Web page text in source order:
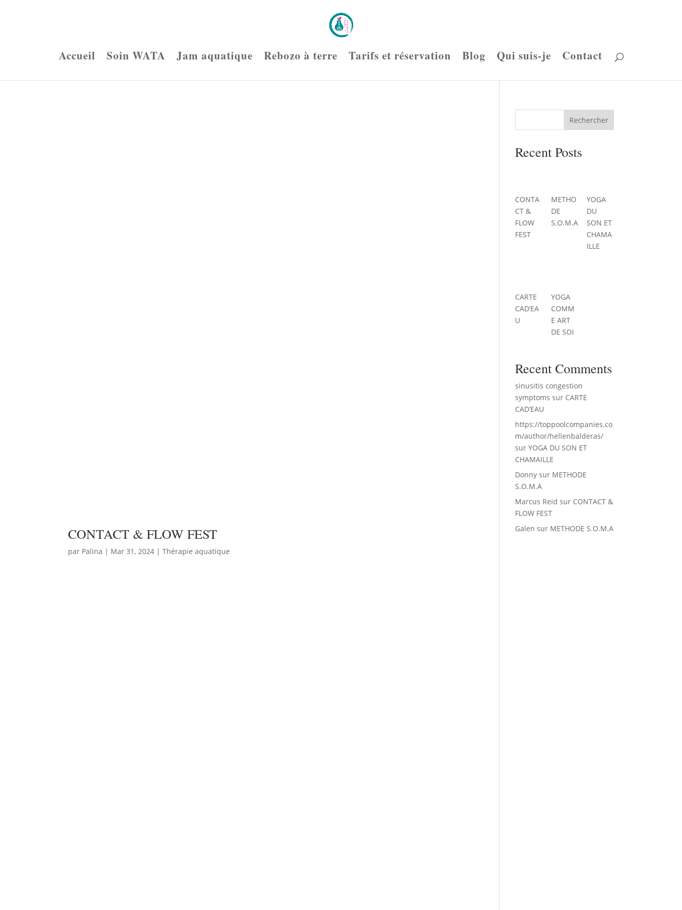
Accueil Soin WATA Jam aquatique Rebozo à terre Tarifs et réservation Blog Qui suis-je Contact
CONTACT & FLOW FEST
par Palina | Mar 31, 2024 |Thérapie aquatique
Rechercher
Recent Posts
CONTA
CT &
FLOW
FEST
METHO
DE
S.O.M.A
YOGA
DU
SON ET
CHAMA
ILLE
CARTE
CAD’EA
U
YOGA
COMM
E ART
DE SOI
Recent Comments
sinusitis congestion
symptoms sur CARTE
CAD’EAU
https://toppoolcompanies.co
m/author/hellenbalderas/
surYOGA DU SON ET
CHAMAILLE
Donny sur METHODE
S.O.M.A
Marcus Reid sur CONTACT &
FLOW FEST
Galen sur METHODE S.O.M.A